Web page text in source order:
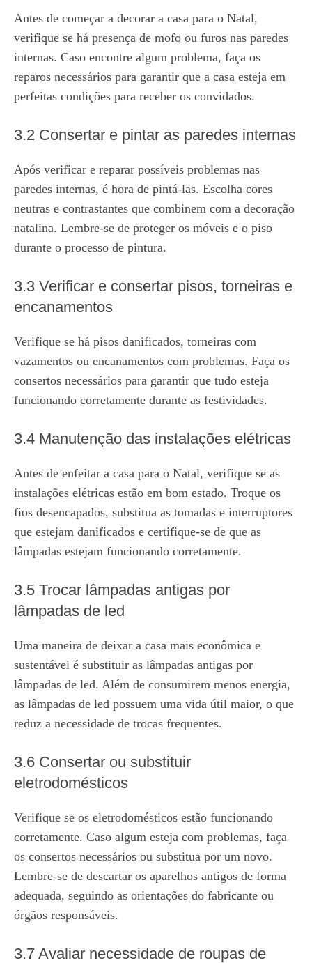
Antes de começar a decorar a casa para o Natal,
verifique se há presença de mofo ou furos nas paredes
internas. Caso encontre algum problema, faça os
reparos necessários para garantir que a casa esteja em
perfeitas condições para receber os convidados.
3.2 Consertar e pintar as paredes internas
Após verificar e reparar possíveis problemas nas
paredes internas, é hora de pintá-las. Escolha cores
neutras e contrastantes que combinem com a decoração
natalina. Lembre-se de proteger os móveis e o piso
durante o processo de pintura.
3.3 Verificar e consertar pisos, torneiras e
encanamentos
Verifique se há pisos danificados, torneiras com
vazamentos ou encanamentos com problemas. Faça os
consertos necessários para garantir que tudo esteja
funcionando corretamente durante as festividades.
3.4 Manutenção das instalações elétricas
Antes de enfeitar a casa para o Natal, verifique se as
instalações elétricas estão em bom estado. Troque os
fios desencapados, substitua as tomadas e interruptores
que estejam danificados e certifique-se de que as
lâmpadas estejam funcionando corretamente.
3.5 Trocar lâmpadas antigas por
lâmpadas de led
Uma maneira de deixar a casa mais econômica e
sustentável é substituir as lâmpadas antigas por
lâmpadas de led. Além de consumirem menos energia,
as lâmpadas de led possuem uma vida útil maior, o que
reduz a necessidade de trocas frequentes.
3.6 Consertar ou substituir
eletrodomésticos
Verifique se os eletrodomésticos estão funcionando
corretamente. Caso algum esteja com problemas, faça
os consertos necessários ou substitua por um novo.
Lembre-se de descartar os aparelhos antigos de forma
adequada, seguindo as orientações do fabricante ou
órgãos responsáveis.
3.7 Avaliar necessidade de roupas de